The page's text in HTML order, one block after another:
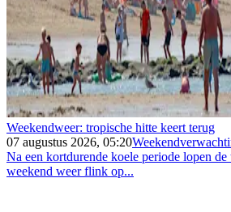
Weekendweer: tropische hitte keert terug
07 augustus 2026, 05:20
Na een kortdurende koele periode lopen de
weekend weer flink op...